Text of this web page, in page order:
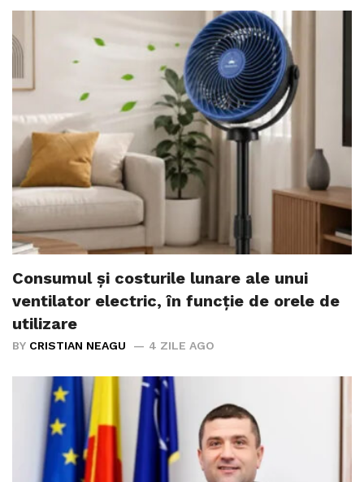
Consumul și costurile lunare ale unui
ventilator electric, în funcție de orele de
utilizare
BY CRISTIAN NEAGU 4 ZILE AGO